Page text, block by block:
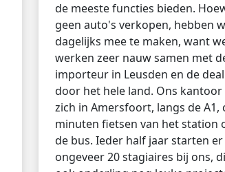
de meeste functies bieden.
geen auto's verkopen, hebben
dagelijks mee te maken, want
werken zeer nauw samen met
importeur in Leusden en de
door het hele land. Ons
zich in Amersfoort, langs de A1,
minuten fietsen van het station
de bus. Ieder half jaar starten er
ongeveer 20 stagiaires bij ons,